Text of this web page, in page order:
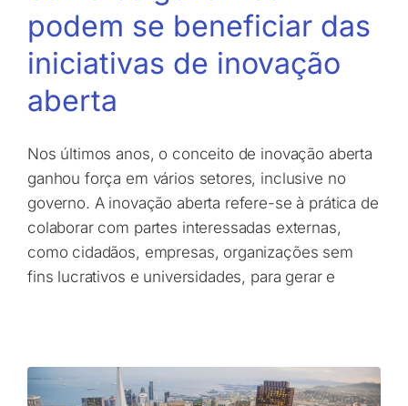
podem se beneficiar das
iniciativas de inovação
aberta
Nos últimos anos, o conceito de inovação aberta
ganhou força em vários setores, inclusive no
governo. A inovação aberta refere-se à prática de
colaborar com partes interessadas externas,
como cidadãos, empresas, organizações sem
fins lucrativos e universidades, para gerar e